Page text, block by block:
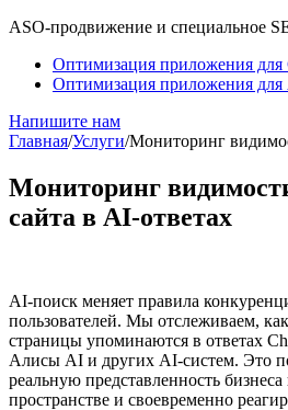
ASO-продвижение и специальное
Оптимизация приложения для
Оптимизация приложения для
Напишите нам
Главная/Услуги/Мониторинг
Мониторинг
сайта в AI-ответах
AI-поиск меняет правила
пользователей. Мы отслеживаем,
страницы упоминаются в ответах
Алисы AI и других AI-систем. Это
реальную представленность
пространстве и своевременно